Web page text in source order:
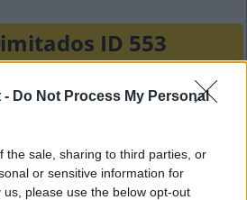
- Do Not Process My Personal
the sale, sharing to third parties, or
or sensitive information for
please use the below opt-out
ID 553
C
L E O
S
E T
A